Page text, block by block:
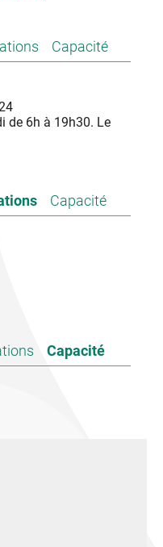
gourmands.
des produits
bio, confiseries,
différentes
avec nos salades,
disposons de
nos chocolats de
cyclistes, nous vous
un espace
simplicité rien que
Capacité
de 6h à 19h30. Le
Capacité
Capacité